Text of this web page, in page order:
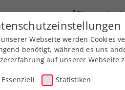
ÖTV
Ausbildung Services
Webseite werden Cookies
benötigt, während es uns
auf unserer Webseite
Essenziell Statistiken